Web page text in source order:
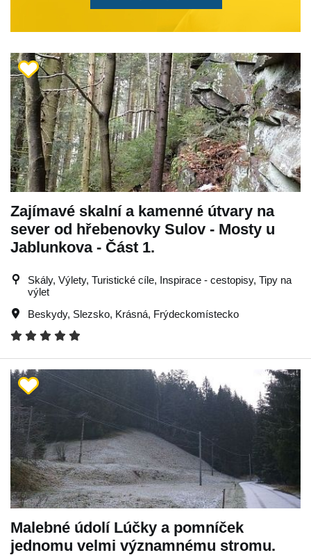
Zajímavé skalní a kamenné útvary na
sever od hřebenovky Sulov - Mosty u
Jablunkova - Část 1.
Skály, Výlety, Turistické cíle, Inspirace - cestopisy, Tipy na
výlet
Beskydy, Slezsko, Krásná, Frýdeckomístecko
Malebné údolí Lúčky a pomníček
jednomu velmi významnému stromu.